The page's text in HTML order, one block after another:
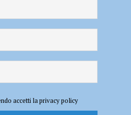
“Ambiguità a cui dobbiamo dare
cittadini massima collaborazione”
accetti la privacy policy